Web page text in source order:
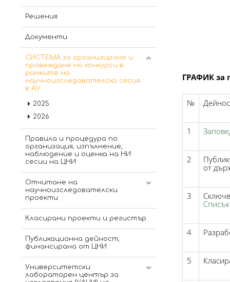
Решения
Документи
СИСТЕМА за организиране и
провеждане на конкурси в
рамките на
научноизследователска сесия
в АУ
2025
2026
Правила и процедура по
организация, изпълнение,
наблюдение и оценка на НИ
сесии на ЦНИ
Отчитане на
научноизследователски
проекти
Класирани проекти и регистър
Публикационна дейност,
финансирана от ЦНИ
Университетски
лабораторен център за
ГРАФИК за
№
1
2
от
3
4
5